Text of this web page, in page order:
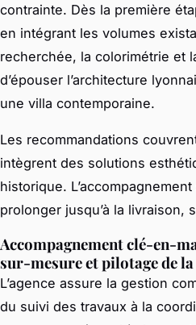
contrainte. Dès la première
en intégrant les volumes
recherchée, la colorimétrie et
d’épouser l’architecture
une villa contemporaine.
Les recommandations
intègrent des solutions
historique.
prolonger jusqu’à la livraison,
Accompagnement clé-en-
sur-mesure et pilotage de
L’agence assure la gestion
du suivi des travaux à la